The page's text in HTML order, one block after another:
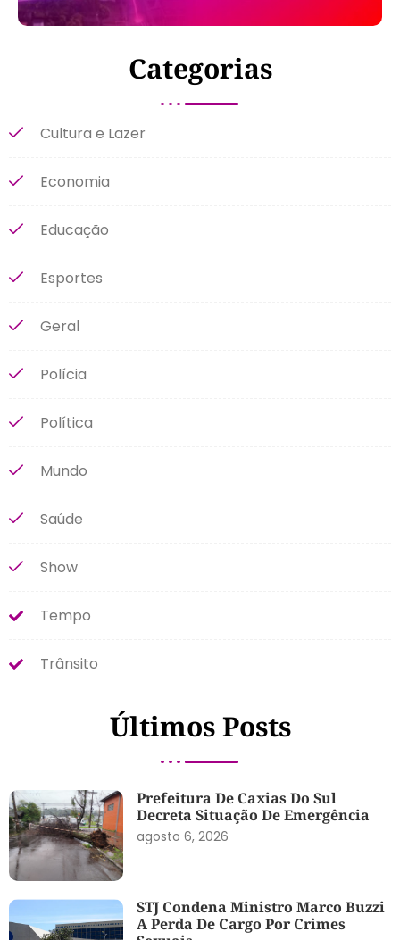
Categorias
Cultura e Lazer
Economia
Educação
Esportes
Geral
Polícia
Política
Mundo
Saúde
Show
Tempo
Trânsito
Últimos Posts
Prefeitura De Caxias Do Sul
Decreta Situação De Emergência
agosto 6, 2026
STJ Condena Ministro Marco Buzzi
A Perda De Cargo Por Crimes